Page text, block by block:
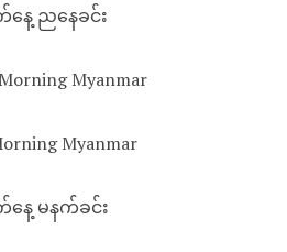
ေ့ ညနေခင်း
Myanmar
Myanmar
ေ့ မနက်ခင်း